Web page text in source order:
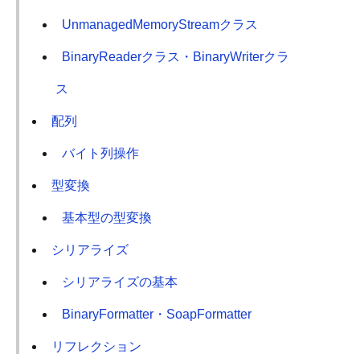
UnmanagedMemoryStreamクラス
BinaryReaderクラス・BinaryWriterクラ
ス
配列
バイト列操作
型変換
基本型の型変換
シリアライズ
シリアライズの基本
BinaryFormatter・SoapFormatter
リフレクション